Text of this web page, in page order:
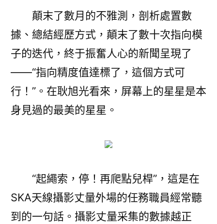
顛末了數月的不雅測，剖析處置數
據、總結經歷方式，顛末了數十次指向模
子的迭代，終于振奮人心的新聞呈現了
——“指向精度值達標了，這個方式可
行！”。在耿旭光看來，屏幕上的星星是本
身見過的最美的星星。
“起繩索，停！再爬點兒桿”，這是在
SKA天線攝影丈量外場的任務職員經常聽
到的一句話。攝影丈量采集的數據越正